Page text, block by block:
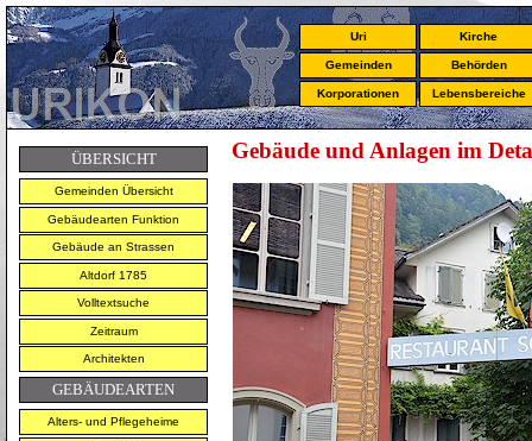
Uri Kirche
Gemeinden Behörden
Korporationen Lebensbereiche
ÜBERSICHT
Gemeinden Übersicht
Gebäudearten Funktion
Gebäude an Strassen
Altdorf 1785
Volltextsuche
Zeitraum
Architekten
GEBÄUDEARTEN
Alters- und Pflegeheime
Gebäude und Anlagen im